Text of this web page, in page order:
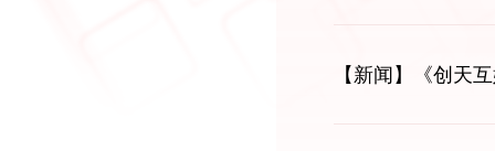
【新闻】 《创天